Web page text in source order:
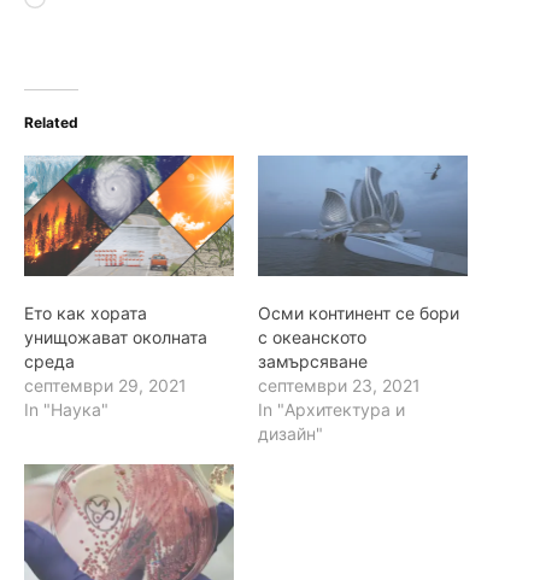
i
n
…
Related
Ето как хората
унищожават околната
среда
септември 29, 2021
In "Наука"
Осми континент се бори
с океанското
замърсяване
септември 23, 2021
In "Архитектура и
дизайн"